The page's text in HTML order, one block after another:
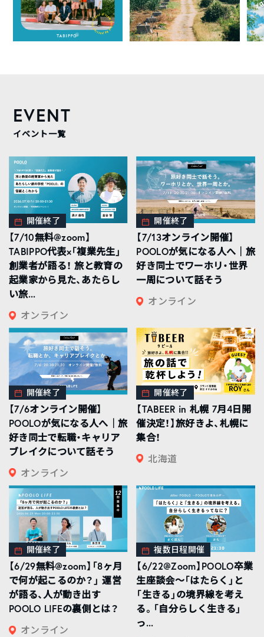
EVENT
イベント一覧
開催終了
【7/10無料@zoom】
TABIPPO代表×「複業先生」
創業者が語る！ 旅と教育の
起業家から見た、あたらし
い旅...
オンライン
開催終了
【7/13オンライン開催】
POOLOが気になる人へ｜旅
好き同士でワーホリ・世界
一周について話そう
オンライン
開催終了
【7/6オンライン開催】
POOLOが気になる人へ｜旅
好き同士で転職・キャリア
ブレイクについて話そう
オンライン
開催終了
【TABEER in 札幌 7月4日開
催決定！】旅好きよ、札幌に
集合！
北海道
開催終了
【6/29無料@zoom】「8ヶ月
で何が起こるのか？」 運営
が語る、人が動き出す
POOLO LIFEの裏側とは？
オンライン
複数日程開催
【6/22@Zoom】POOLO卒業
生座談会〜「はたらく」と
「生きる」の境界線を考え
る。「自分らしく生きる」
っ...